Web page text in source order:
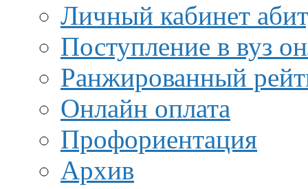
Личный кабинет
Поступление в вуз
Ранжированный
Онлайн оплата
Профориентация
Архив